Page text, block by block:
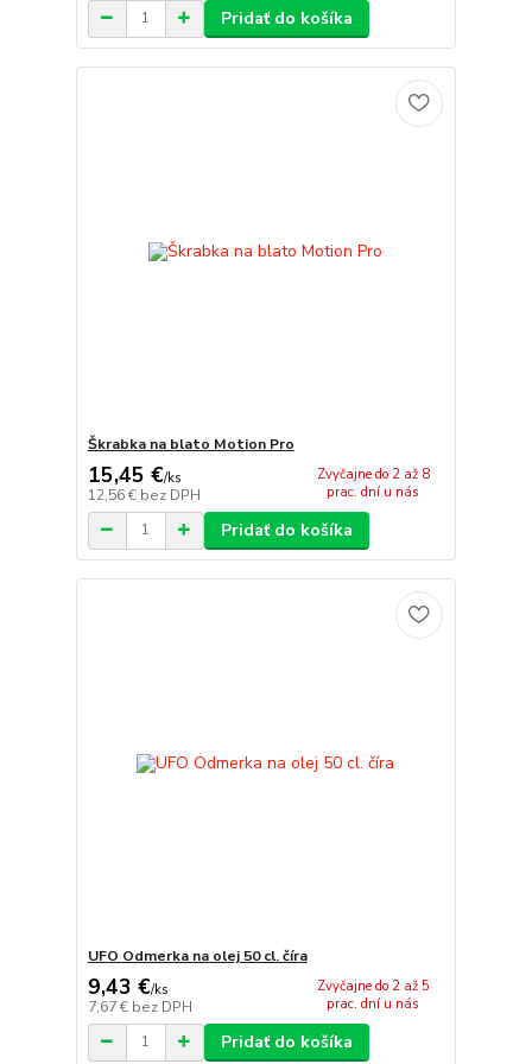
Pridať do košíka
Škrabka na blato Motion Pro
15,45 €/ks
12,56 € bez DPH
Zvyčajne do 2 až 8
prac. dní u nás
Pridať do košíka
UFO Odmerka na olej 50 cl. číra
9,43 €/ks
7,67 € bez DPH
Zvyčajne do 2 až 5
prac. dní u nás
Pridať do košíka